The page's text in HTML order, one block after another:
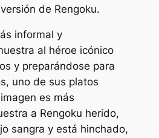
de Rengoku.
informal y
al héroe icónico
y preparándose para
uno de sus platos
es más
a Rengoku herido,
sangra y está hinchado,